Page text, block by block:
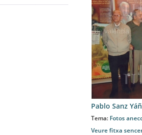
Pablo Sanz
Tema: Fotos
Veure fitxa